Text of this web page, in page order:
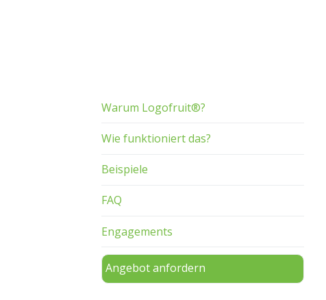
Warum Logofruit®?
Wie funktioniert das?
Beispiele
FAQ
Engagements
Angebot anfordern